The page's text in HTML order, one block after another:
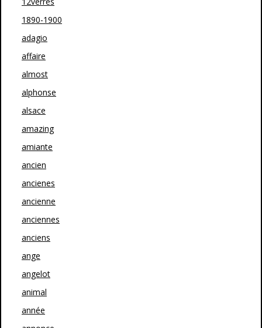
1890-1900
adagio
affaire
almost
alphonse
alsace
amazing
amiante
ancien
ancienes
ancienne
anciennes
anciens
ange
angelot
animal
année